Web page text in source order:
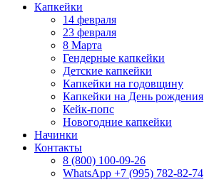
Капкейки
14 февраля
23 февраля
8 Марта
Гендерные капкейки
Детские капкейки
Капкейки на годовщину
Капкейки на День рождения
Кейк-попс
Новогодние капкейки
Начинки
Контакты
8 (800) 100-09-26
WhatsApp +7 (995) 782-82-74